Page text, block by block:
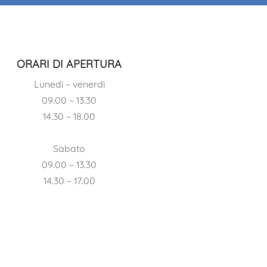
ORARI DI APERTURA
Lunedì – venerdì
09.00 – 13.30
14.30 – 18.00
Sabato
09.00 – 13.30
14.30 – 17.00